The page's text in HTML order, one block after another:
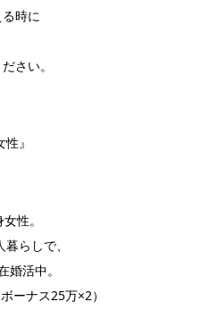
時に
さい。
』
性。
らしで、
活中。
ーナス25万×2）